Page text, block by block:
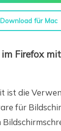
Download für Mac
Firefox
ist die
für